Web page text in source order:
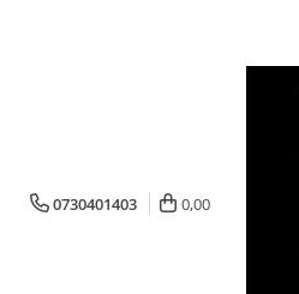
0730401403 0,00